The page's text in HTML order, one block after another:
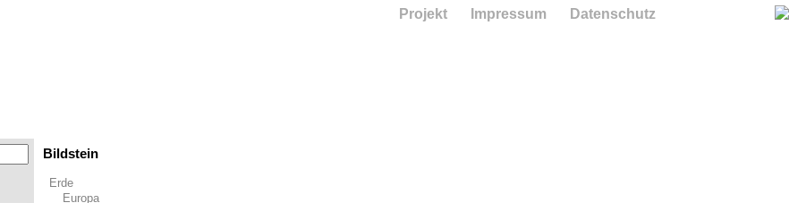
Bildstein
Erde
Europa
Projekt Impressum Datenschutz